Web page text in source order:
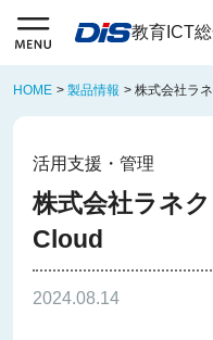
教育ICT
HOME > 製品情報 > 株式会社ラ
活用支援・管理
株式会社ラネ
Cloud
2024.08.14